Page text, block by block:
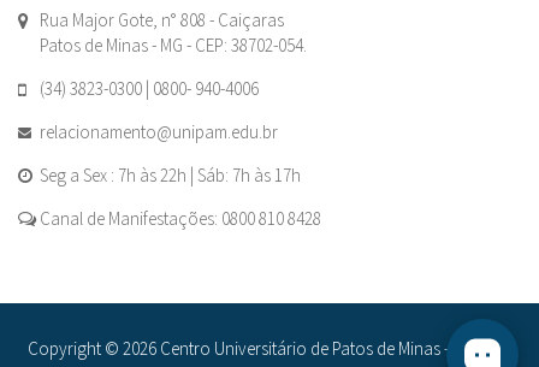
Rua Major Gote, n° 808 - Caiçaras
Patos de Minas - MG - CEP: 38702-054.
(34) 3823-0300 | 0800- 940-4006
relacionamento@unipam.edu.br
Seg a Sex : 7h às 22h | Sáb: 7h às 17h
Canal de Manifestações: 0800 810 8428
Copyright © 2026 Centro Universitário de Patos de Minas - UNIPAM.